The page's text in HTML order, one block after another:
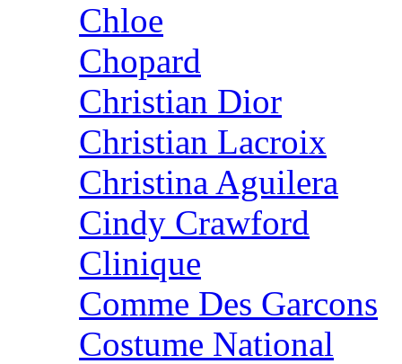
Chloe
Chopard
Christian Dior
Christian Lacroix
Christina Aguilera
Cindy Crawford
Clinique
Comme Des Garcons
Costume National